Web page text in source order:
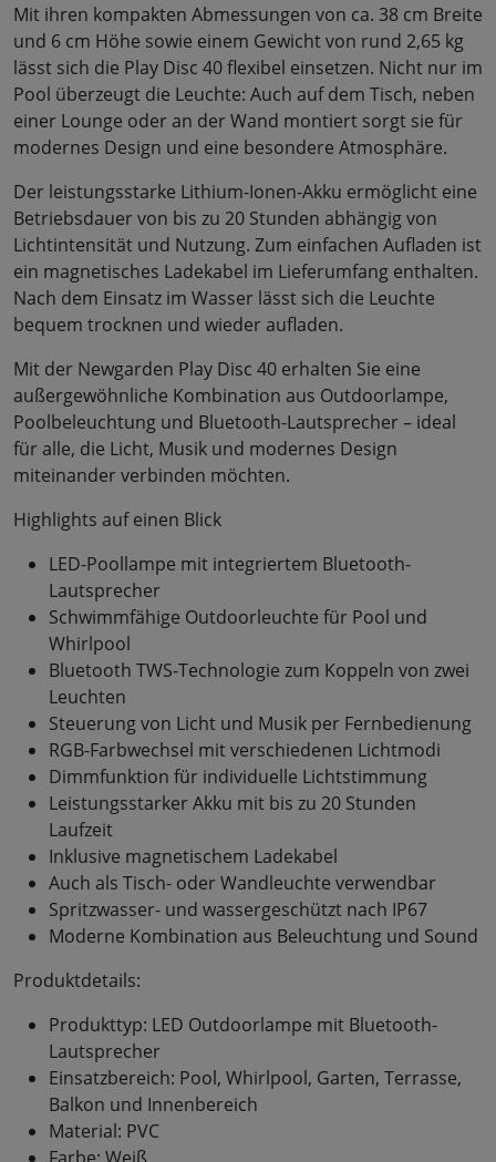
Mit ihren kompakten Abmessungen von ca. 38 cm Breite
und 6 cm Höhe sowie einem Gewicht von rund 2,65 kg
lässt sich die Play Disc 40 flexibel einsetzen. Nicht nur im
Pool überzeugt die Leuchte: Auch auf dem Tisch, neben
einer Lounge oder an der Wand montiert sorgt sie für
modernes Design und eine besondere Atmosphäre.
Der leistungsstarke Lithium-Ionen-Akku ermöglicht eine
Betriebsdauer von bis zu 20 Stunden abhängig von
Lichtintensität und Nutzung. Zum einfachen Aufladen ist
ein magnetisches Ladekabel im Lieferumfang enthalten.
Nach dem Einsatz im Wasser lässt sich die Leuchte
bequem trocknen und wieder aufladen.
Mit der Newgarden Play Disc 40 erhalten Sie eine
außergewöhnliche Kombination aus Outdoorlampe,
Poolbeleuchtung und Bluetooth-Lautsprecher – ideal
für alle, die Licht, Musik und modernes Design
miteinander verbinden möchten.
Highlights auf einen Blick
LED-Poollampe mit integriertem Bluetooth-
Lautsprecher
Schwimmfähige Outdoorleuchte für Pool und
Whirlpool
Bluetooth TWS-Technologie zum Koppeln von zwei
Leuchten
Steuerung von Licht und Musik per Fernbedienung
RGB-Farbwechsel mit verschiedenen Lichtmodi
Dimmfunktion für individuelle Lichtstimmung
Leistungsstarker Akku mit bis zu 20 Stunden
Laufzeit
Inklusive magnetischem Ladekabel
Auch als Tisch- oder Wandleuchte verwendbar
Spritzwasser- und wassergeschützt nach IP67
Moderne Kombination aus Beleuchtung und Sound
Produktdetails:
Produkttyp: LED Outdoorlampe mit Bluetooth-
Lautsprecher
Einsatzbereich: Pool, Whirlpool, Garten, Terrasse,
Balkon und Innenbereich
Material: PVC